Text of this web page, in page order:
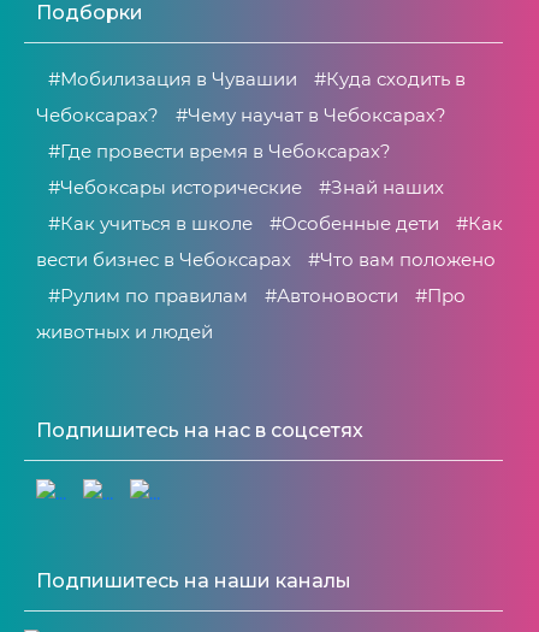
Подборки
#Мобилизация в Чувашии
#Куда сходить в
Чебоксарах?
#Чему научат в Чебоксарах?
#Где провести время в Чебоксарах?
#Чебоксары исторические
#Знай наших
#Как учиться в школе
#Особенные дети
#Как
вести бизнес в Чебоксарах
#Что вам положено
#Рулим по правилам
#Автоновости
#Про
животных и людей
Подпишитесь на нас в соцсетях
Подпишитесь на наши каналы